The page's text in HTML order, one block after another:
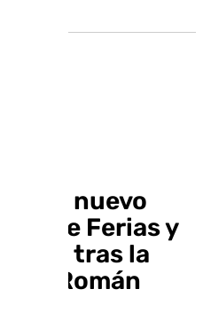
el nuevo
de Ferias y
tras la
Román